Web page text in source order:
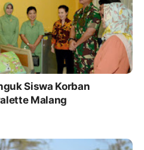
Siswa Korban
Malang